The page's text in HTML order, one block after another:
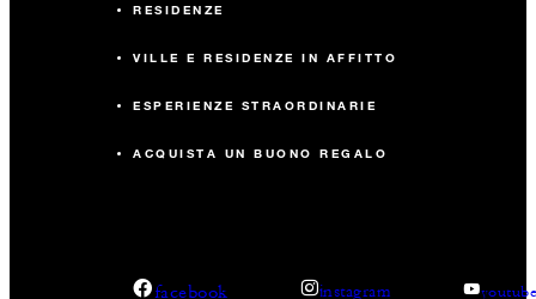
RESIDENZE
VILLE E RESIDENZE IN AFFITTO
ESPERIENZE STRAORDINARIE
ACQUISTA UN BUONO REGALO
facebook instagram